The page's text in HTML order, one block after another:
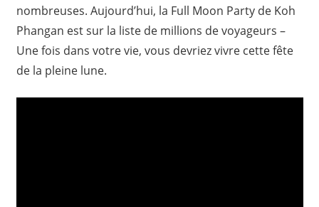
nombreuses. Aujourd’hui, la Full Moon Party de Koh
Phangan est sur la liste de millions de voyageurs –
Une fois dans votre vie, vous devriez vivre cette fête
de la pleine lune.